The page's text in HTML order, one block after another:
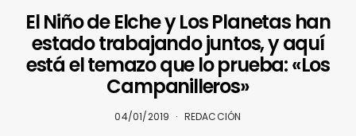
El Niño de Elche y Los Planetas han
estado trabajando juntos, y aquí
está el temazo que lo prueba: «Los
Campanilleros»
04/01/2019 REDACCIÓN